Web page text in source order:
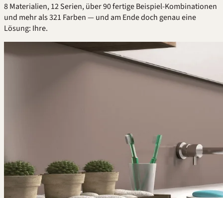
8 Materialien, 12 Serien, über 90 fertige Beispiel-Kombinationen
und mehr als 321 Farben — und am Ende doch genau eine
Lösung: Ihre.